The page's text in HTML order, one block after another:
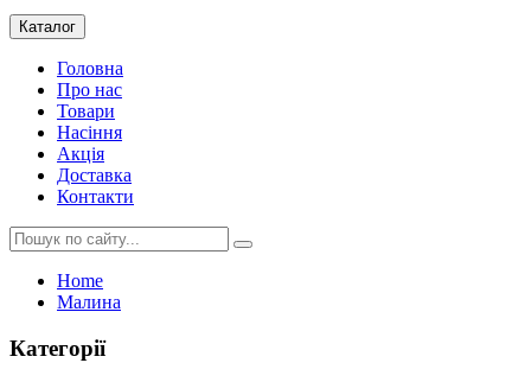
Каталог
Головна
Про нас
Товари
Насіння
Акція
Доставка
Контакти
Home
Малина
Категорії